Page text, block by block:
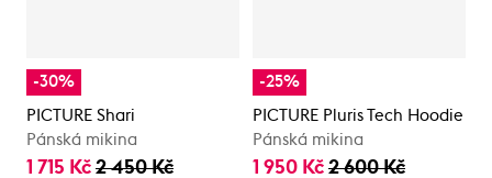
-30%
PICTURE Shari
Pánská mikina
1 715 Kč 2 450 Kč
-25%
PICTURE Pluris Tech Hoodie
Pánská mikina
1 950 Kč 2 600 Kč